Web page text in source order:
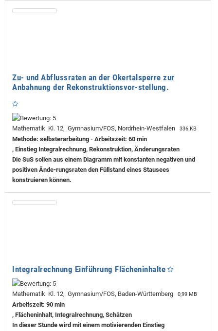
Zu- und Abflussraten an der Okertalsperre zur
Anbahnung der Rekonstruktionsvor-stellung.
Mathematik Kl. 12, Gymnasium/FOS, Nordrhein-Westfalen 336 KB
Methode: selbsterarbeitung - Arbeitszeit: 60 min
, Einstieg Integralrechnung, Rekonstruktion, Änderungsraten
Die SuS sollen aus einem Diagramm mit konstanten negativen und
positiven Ände-rungsraten den Füllstand eines Stausees
konstruieren können.
Integralrechnung Einführung Flächeninhalte
Mathematik Kl. 12, Gymnasium/FOS, Baden-Württemberg 0,99 MB
Arbeitszeit: 90 min
, Flächeninhalt, Integralrechnung, Schätzen
In dieser Stunde wird mit einem motivierenden Einstieg